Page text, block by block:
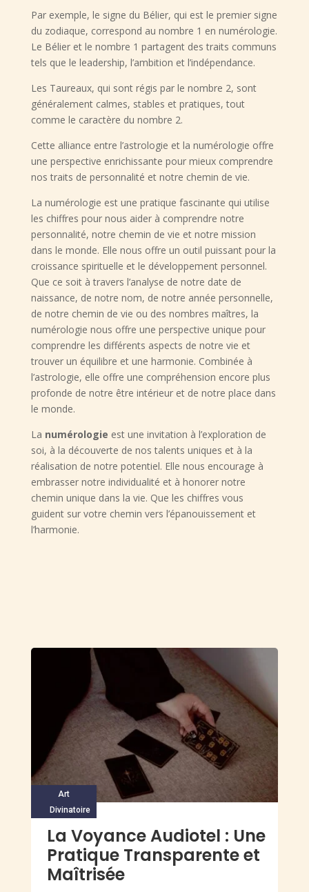
Par exemple, le signe du Bélier, qui est le premier signe
du zodiaque, correspond au nombre 1 en numérologie.
Le Bélier et le nombre 1 partagent des traits communs
tels que le leadership, l’ambition et l’indépendance.
Les Taureaux, qui sont régis par le nombre 2, sont
généralement calmes, stables et pratiques, tout
comme le caractère du nombre 2.
Cette alliance entre l’astrologie et la numérologie offre
une perspective enrichissante pour mieux comprendre
nos traits de personnalité et notre chemin de vie.
La numérologie est une pratique fascinante qui utilise
les chiffres pour nous aider à comprendre notre
personnalité, notre chemin de vie et notre mission
dans le monde. Elle nous offre un outil puissant pour la
croissance spirituelle et le développement personnel.
Que ce soit à travers l’analyse de notre date de
naissance, de notre nom, de notre année personnelle,
de notre chemin de vie ou des nombres maîtres, la
numérologie nous offre une perspective unique pour
comprendre les différents aspects de notre vie et
trouver un équilibre et une harmonie. Combinée à
l’astrologie, elle offre une compréhension encore plus
profonde de notre être intérieur et de notre place dans
le monde.
La numérologie est une invitation à l’exploration de
soi, à la découverte de nos talents uniques et à la
réalisation de notre potentiel. Elle nous encourage à
embrasser notre individualité et à honorer notre
chemin unique dans la vie. Que les chiffres vous
guident sur votre chemin vers l’épanouissement et
l’harmonie.
Art
Divinatoire
La Voyance Audiotel : Une
Pratique Transparente et
Maîtrisée